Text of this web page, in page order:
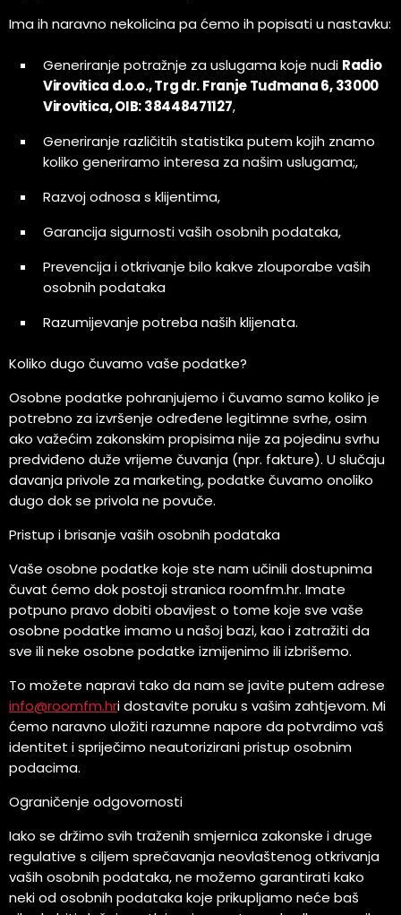
Ima ih naravno nekolicina pa ćemo ih popisati u nastavku:
Generiranje potražnje za uslugama koje nudi Radio
Virovitica d.o.o., Trg dr. Franje Tuđmana 6, 33000
Virovitica, OIB: 38448471127,
Generiranje različitih statistika putem kojih znamo
koliko generiramo interesa za našim uslugama;,
Razvoj odnosa s klijentima,
Garancija sigurnosti vaših osobnih podataka,
Prevencija i otkrivanje bilo kakve zlouporabe vaših
osobnih podataka
Razumijevanje potreba naših klijenata.
Koliko dugo čuvamo vaše podatke?
Osobne podatke pohranjujemo i čuvamo samo koliko je
potrebno za izvršenje određene legitimne svrhe, osim
ako važećim zakonskim propisima nije za pojedinu svrhu
predviđeno duže vrijeme čuvanja (npr. fakture). U slučaju
davanja privole za marketing, podatke čuvamo onoliko
dugo dok se privola ne povuče.
Pristup i brisanje vaših osobnih podataka
Vaše osobne podatke koje ste nam učinili dostupnima
čuvat ćemo dok postoji stranica roomfm.hr. Imate
potpuno pravo dobiti obavijest o tome koje sve vaše
osobne podatke imamo u našoj bazi, kao i zatražiti da
sve ili neke osobne podatke izmijenimo ili izbrišemo.
To možete napravi tako da nam se javite putem adrese
info@roomfm.hri dostavite poruku s vašim zahtjevom. Mi
ćemo naravno uložiti razumne napore da potvrdimo vaš
identitet i spriječimo neautorizirani pristup osobnim
podacima.
Ograničenje odgovornosti
Iako se držimo svih traženih smjernica zakonske i druge
regulative s ciljem sprečavanja neovlaštenog otkrivanja
vaših osobnih podataka, ne možemo garantirati kako
neki od osobnih podataka koje prikupljamo neće baš